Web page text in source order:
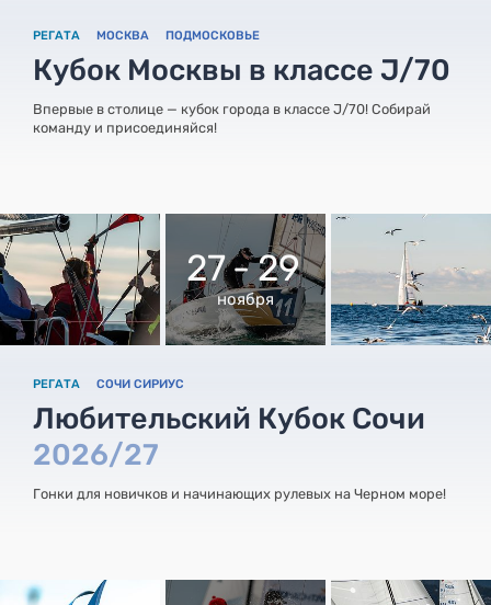
РЕГАТА МОСКВА ПОДМОСКОВЬЕ
Кубок Москвы в классе J/70
Впервые в столице — кубок города в классе J/70! Собирай
команду и присоединяйся!
27 - 29
ноября
РЕГАТА СОЧИ СИРИУС
Любительский Кубок Сочи
2026/27
Гонки для новичков и начинающих рулевых на Черном море!